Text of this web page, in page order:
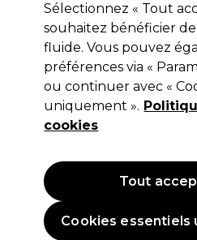
Ardell
Ardell Faux-Cils
Extensions Naked
(1)
17,99 €Hors TVA
Sélectionnez « Tout
souhaitez bénéficier
fluide. Vous pouvez
préférences via «
ou continuer avec «
uniquement ».
cookies
Cookies essentiels
Tout